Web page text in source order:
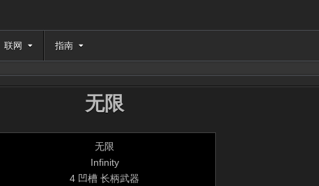
联网 指南
无限
无限
Infinity
4 凹槽 长柄武器